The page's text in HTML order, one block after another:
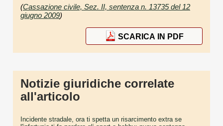
(Cassazione civile, Sez. II, sentenza n. 13735 del 12
giugno 2009)
SCARICA IN PDF
Notizie giuridiche correlate
all'articolo
Incidente stradale, ora ti spetta un risarcimento extra se